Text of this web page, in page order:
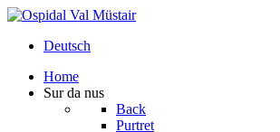
Deutsch
Home
Sur da nus
Back
Purtret